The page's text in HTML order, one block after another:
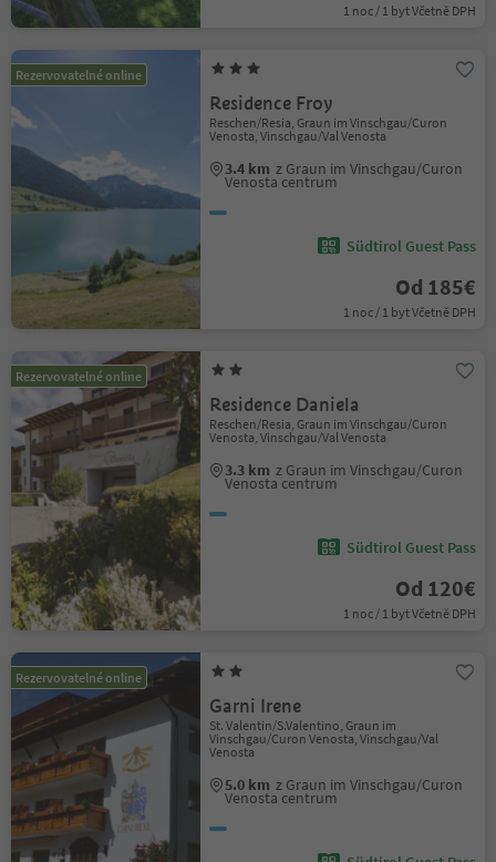
1 noc / 1 byt Včetně DPH
Rezervovatelné online
Residence Froy
Reschen/Resia, Graun im Vinschgau/Curon
Venosta, Vinschgau/Val Venosta
3.4 km z Graun im Vinschgau/Curon
Venosta centrum
Südtirol Guest Pass
Od 185€
1 noc / 1 byt Včetně DPH
Rezervovatelné online
Residence Daniela
Reschen/Resia, Graun im Vinschgau/Curon
Venosta, Vinschgau/Val Venosta
3.3 km z Graun im Vinschgau/Curon
Venosta centrum
Südtirol Guest Pass
Od 120€
1 noc / 1 byt Včetně DPH
Rezervovatelné online
Garni Irene
St. Valentin/S.Valentino, Graun im
Vinschgau/Curon Venosta, Vinschgau/Val
Venosta
5.0 km z Graun im Vinschgau/Curon
Venosta centrum